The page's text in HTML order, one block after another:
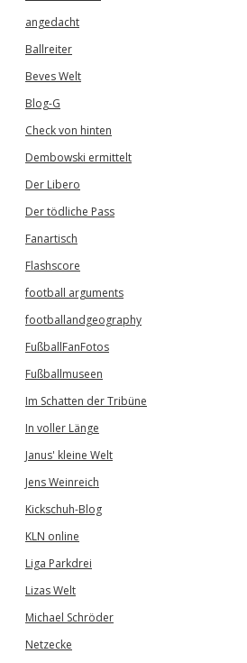
angedacht
Ballreiter
Beves Welt
Blog-G
Check von hinten
Dembowski ermittelt
Der Libero
Der tödliche Pass
Fanartisch
Flashscore
football arguments
footballandgeography
FußballFanFotos
Fußballmuseen
Im Schatten der Tribüne
In voller Länge
Janus' kleine Welt
Jens Weinreich
Kickschuh-Blog
KLN online
Liga Parkdrei
Lizas Welt
Michael Schröder
Netzecke